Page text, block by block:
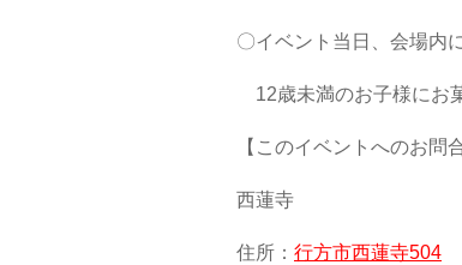
〇イベント当日、会場内
12歳未満のお子様にお
【このイベントへのお問
西蓮寺
住所： 行方市西蓮寺504